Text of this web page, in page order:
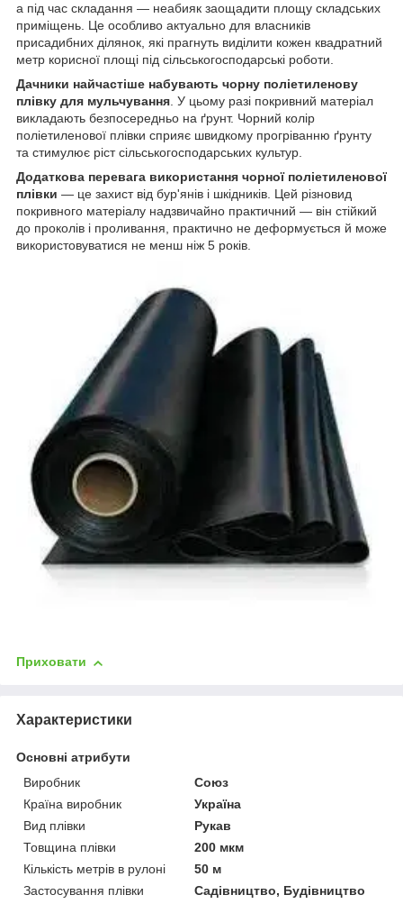
а під час складання — неабияк заощадити площу складських
приміщень. Це особливо актуально для власників
присадибних ділянок, які прагнуть виділити кожен квадратний
метр корисної площі під сільськогосподарські роботи.
Дачники найчастіше набувають чорну поліетиленову
плівку для мульчування. У цьому разі покривний матеріал
викладають безпосередньо на ґрунт. Чорний колір
поліетиленової плівки сприяє швидкому прогріванню ґрунту
та стимулює ріст сільськогосподарських культур.
Додаткова перевага використання чорної поліетиленової
плівки — це захист від бур'янів і шкідників. Цей різновид
покривного матеріалу надзвичайно практичний — він стійкий
до проколів і проливання, практично не деформується й може
використовуватися не менш ніж 5 років.
Приховати
Характеристики
Основні атрибути
Виробник
Союз
Країна виробник
Україна
Вид плівки
Рукав
Товщина плівки
200 мкм
Кількість метрів в рулоні
50 м
Застосування плівки
Садівництво, Будівництво